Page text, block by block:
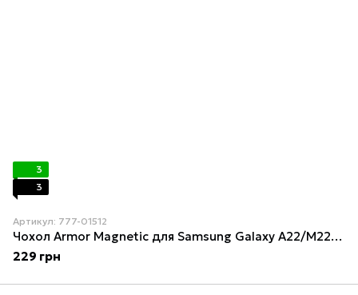
3
3
Артикул: 777-01512
Чохол Armor Magnetic для Samsung Galaxy A22/M22/M32 (A225F/M225F/M325F) Black
229 грн